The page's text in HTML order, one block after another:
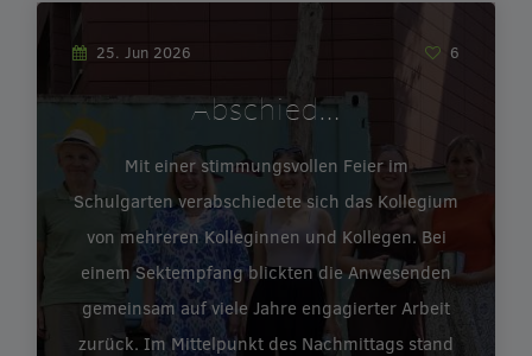
25. Jun 2026 6
Abschied…
Mit einer stimmungsvollen Feier im
Schulgarten verabschiedete sich das Kollegium
von mehreren Kolleginnen und Kollegen. Bei
einem Sektempfang blickten die Anwesenden
gemeinsam auf viele Jahre engagierter Arbeit
zurück. Im Mittelpunkt des Nachmittags stand